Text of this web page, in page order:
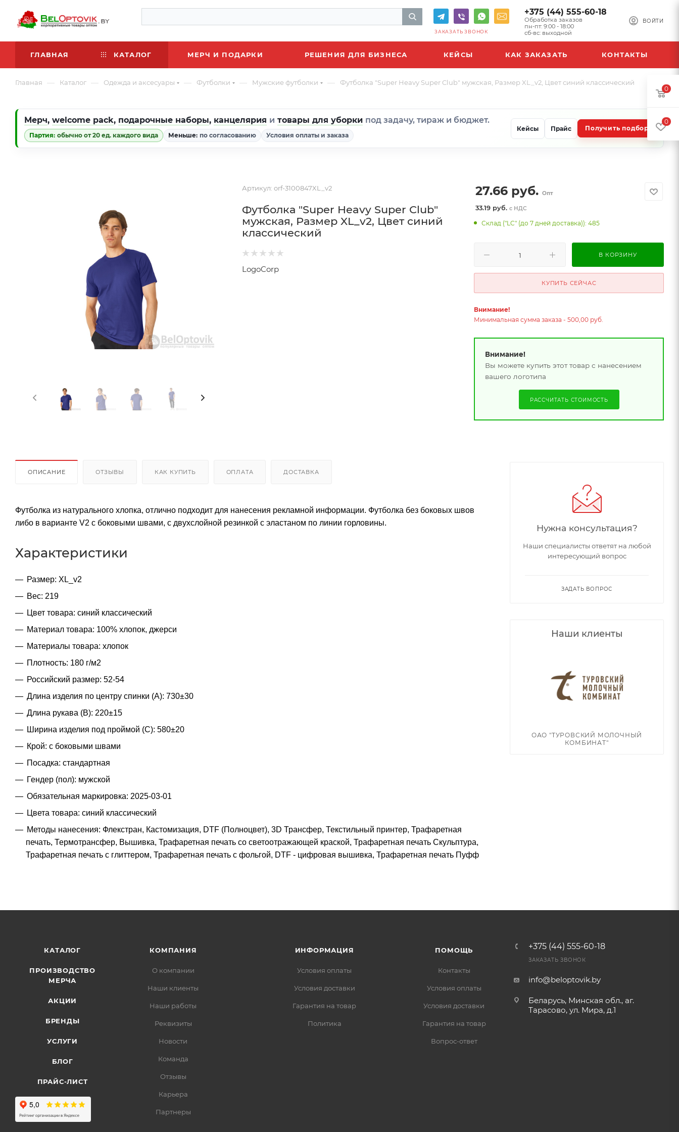
ВОЙТИ
+375 (44) 555-60-18
Обработка заказов
пн-пт: 9:00 - 18:00
сб-вс: выходной
ЗАКАЗАТЬ ЗВОНОК
ГЛАВНАЯ КАТАЛОГ МЕРЧ И ПОДАРКИ РЕШЕНИЯ ДЛЯ БИЗНЕСА КЕЙСЫ КАК ЗАКАЗАТЬ КОНТАКТЫ
Главная — Каталог — Одежда и аксесуары — Футболки — Мужские футболки — Футболка "Super Heavy Super Club" мужская, Размер XL_v2, Цвет синий классический
Мерч, welcome pack, подарочные наборы, канцелярия и товары для уборки под задачу, тираж и бюджет.
Партия: обычно от 20 ед. каждого вида Меньше: по согласованию Условия оплаты и заказа
Кейсы Прайс Получить подбор
Артикул: orf-3100847XL_v2
Футболка "Super Heavy Super Club"
мужская, Размер XL_v2, Цвет синий
классический
LogoCorp
27.66 руб. Опт
33.19 руб.с НДС
Склад ("LC" (до 7 дней доставка)): 485
В КОРЗИНУ
КУПИТЬ СЕЙЧАС
Внимание!
Минимальная сумма заказа - 500,00 руб.
Внимание!
Вы можете купить этот товар с нанесением
вашего логотипа
РАССЧИТАТЬ СТОИМОСТЬ
ОПИСАНИЕ ОТЗЫВЫ КАК КУПИТЬ ОПЛАТА ДОСТАВКА
Футболка из натурального хлопка, отлично подходит для нанесения рекламной информации. Футболка без боковых швов
либо в варианте V2 с боковыми швами, с двухслойной резинкой с эластаном по линии горловины.
Характеристики
Размер: XL_v2
Вес: 219
Цвет товара: синий классический
Материал товара: 100% хлопок, джерси
Материалы товара: хлопок
Плотность: 180 г/м2
Российский размер: 52-54
Длина изделия по центру спинки (A): 730±30
Длина рукава (B): 220±15
Ширина изделия под проймой (С): 580±20
Крой: с боковыми швами
Посадка: стандартная
Гендер (пол): мужской
Обязательная маркировка: 2025-03-01
Цвета товара: синий классический
Методы нанесения: Флекстран, Кастомизация, DTF (Полноцвет), 3D Трансфер, Текстильный принтер, Трафаретная
печать, Термотрансфер, Вышивка, Трафаретная печать со светоотражающей краской, Трафаретная печать Скульптура,
Трафаретная печать с глиттером, Трафаретная печать с фольгой, DTF - цифровая вышивка, Трафаретная печать Пуфф
Нужна консультация?
Наши специалисты ответят на любой
интересующий вопрос
ЗАДАТЬ ВОПРОС
Наши клиенты
ОАО "ТУРОВСКИЙ МОЛОЧНЫЙ
КОМБИНАТ"
КАТАЛОГ
ПРОИЗВОДСТВО
МЕРЧА
АКЦИИ
БРЕНДЫ
УСЛУГИ
БЛОГ
ПРАЙС-ЛИСТ
КОМПАНИЯ
О компании
Наши клиенты
Наши работы
Реквизиты
Новости
Команда
Отзывы
Карьера
Партнеры
ИНФОРМАЦИЯ
Условия оплаты
Условия доставки
Гарантия на товар
Политика
ПОМОЩЬ
Контакты
Условия оплаты
Условия доставки
Гарантия на товар
Вопрос-ответ
+375 (44) 555-60-18
ЗАКАЗАТЬ ЗВОНОК
info@beloptovik.by
Беларусь, Минская обл., аг.
Тарасово, ул. Мира, д.1
0
0